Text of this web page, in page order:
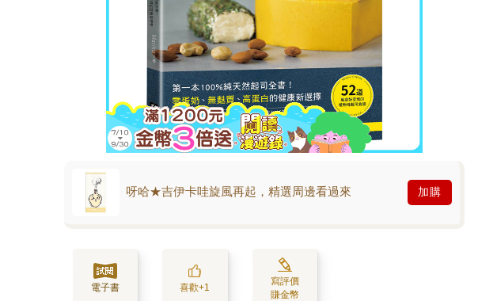
呀哈★吉伊卡哇旋風再起，精選周邊看過來 加購
電子書 喜歡+1
寫評價
賺金幣